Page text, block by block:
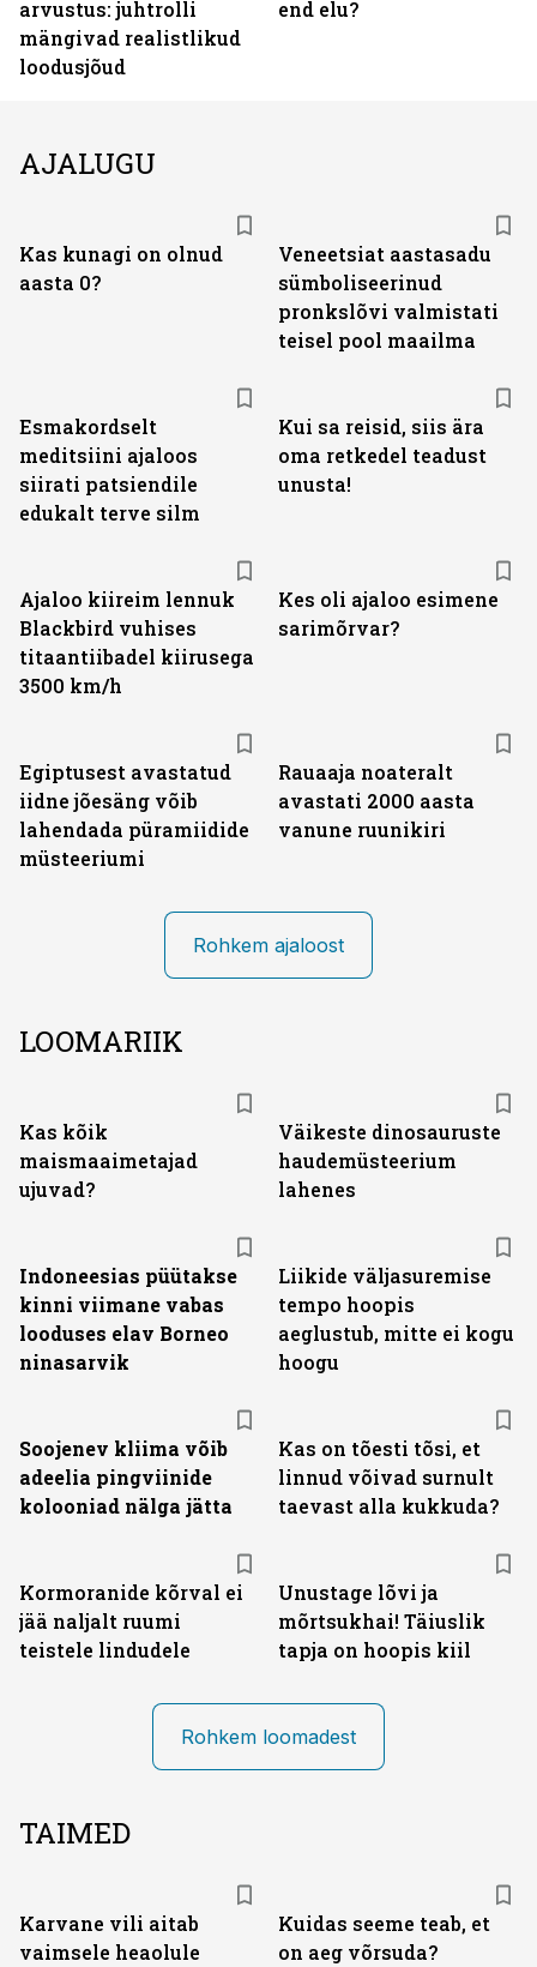
arvustus: juhtrolli
mängivad realistlikud
loodusjõud
end elu?
AJALUGU
Kas kunagi on olnud
aasta 0?
Veneetsiat aastasadu
sümboliseerinud
pronkslõvi valmistati
teisel pool maailma
Esmakordselt
meditsiini ajaloos
siirati patsiendile
edukalt terve silm
Kui sa reisid, siis ära
oma retkedel teadust
unusta!
Ajaloo kiireim lennuk
Blackbird vuhises
titaantiibadel kiirusega
3500 km/h
Kes oli ajaloo esimene
sarimõrvar?
Egiptusest avastatud
iidne jõesäng võib
lahendada püramiidide
müsteeriumi
Rauaaja noateralt
avastati 2000 aasta
vanune ruunikiri
Rohkem ajaloost
LOOMARIIK
Kas kõik
maismaaimetajad
ujuvad?
Väikeste dinosauruste
haudemüsteerium
lahenes
Indoneesias püütakse
kinni viimane vabas
looduses elav Borneo
ninasarvik
Liikide väljasuremise
tempo hoopis
aeglustub, mitte ei kogu
hoogu
Soojenev kliima võib
adeelia pingviinide
kolooniad nälga jätta
Kas on tõesti tõsi, et
linnud võivad surnult
taevast alla kukkuda?
Kormoranide kõrval ei
jää naljalt ruumi
teistele lindudele
Unustage lõvi ja
mõrtsukhai! Täiuslik
tapja on hoopis kiil
Rohkem loomadest
TAIMED
Karvane vili aitab
vaimsele heaolule
Kuidas seeme teab, et
on aeg võrsuda?